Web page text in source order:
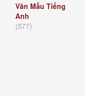
Văn Mẫu Tiếng
Anh
(577)